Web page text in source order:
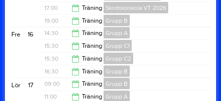
17:50
16:50
17:00 Träning Skridskoskola VT 2026
17:50
19:00 Träning Grupp B
19:50
16
Fre 14:30 Träning Grupp A
19:30
15:30 Träning Grupp C1
16:30
15:30 Träning Grupp C2
16:30
16:30 Träning Grupp B
18:30
17
Lör 09:00 Träning Grupp B
11:00 Träning Grupp A